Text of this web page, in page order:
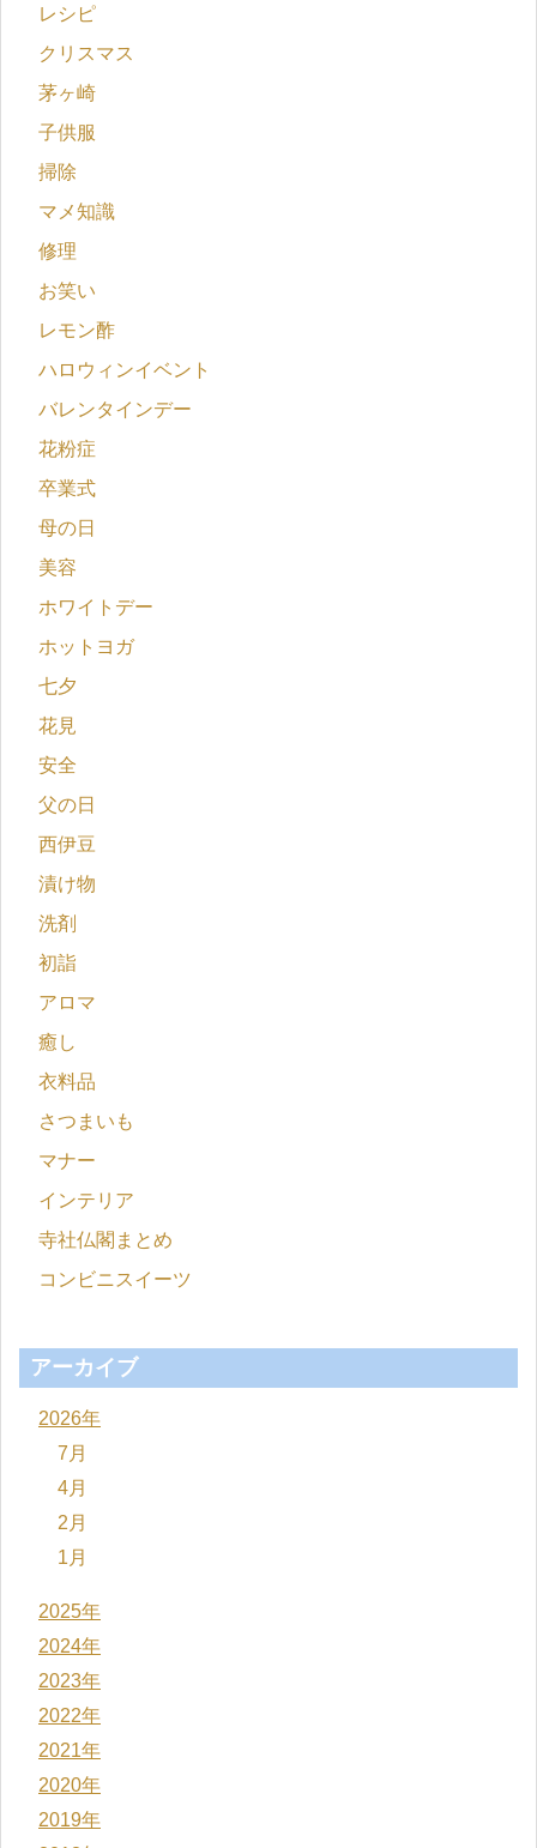
レシピ
クリスマス
茅ヶ崎
子供服
掃除
マメ知識
修理
お笑い
レモン酢
ハロウィンイベント
バレンタインデー
花粉症
卒業式
母の日
美容
ホワイトデー
ホットヨガ
七夕
花見
安全
父の日
西伊豆
漬け物
洗剤
初詣
アロマ
癒し
衣料品
さつまいも
マナー
インテリア
寺社仏閣まとめ
コンビニスイーツ
アーカイブ
2026年
7月
4月
2月
1月
2025年
2024年
2023年
2022年
2021年
2020年
2019年